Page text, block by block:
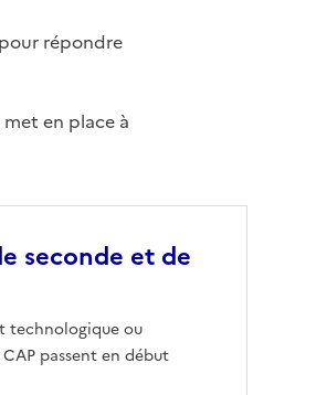
répondre
en place à
seconde et de
technologique ou
passent en début